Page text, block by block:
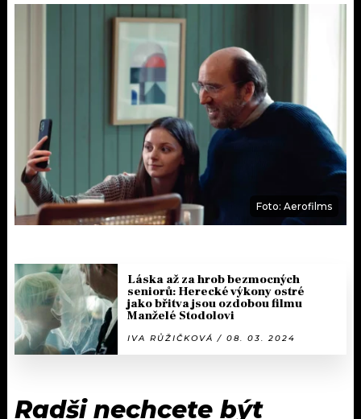
Foto: Aerofilms
Láska až za hrob bezmocných
seniorů: Herecké výkony ostré
jako břitva jsou ozdobou filmu
Manželé Stodolovi
IVA RŮŽIČKOVÁ / 08. 03. 2024
Radši nechcete být